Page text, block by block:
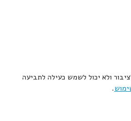
ולא יכול לשמש כעילה לתביעה
.